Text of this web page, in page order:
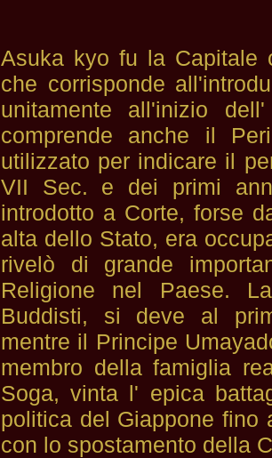
Asuka kyo fu la Capitale
che corrisponde
unitamente all'inizio
comprende anche il
utilizzato per indicare il
VII Sec. e dei primi
introdotto a Corte, forse
alta dello Stato, era
rivelò di grande
Religione nel Paese.
Buddisti, si deve al
mentre il Principe
membro della famiglia
Soga, vinta l' epica
politica del Giappone fino
con lo spostamento della